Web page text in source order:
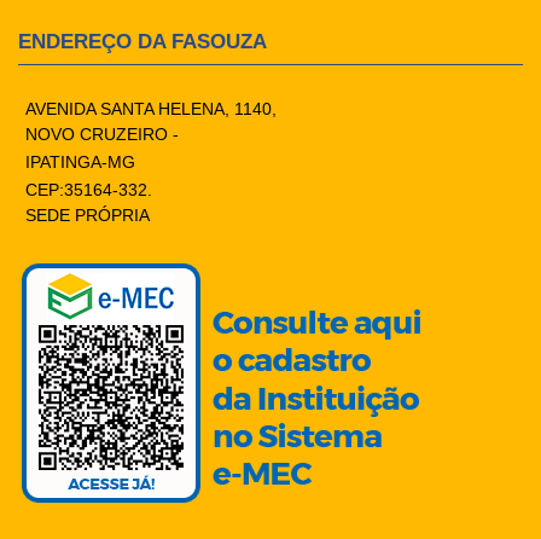
ENDEREÇO DA FASOUZA
AVENIDA SANTA HELENA, 1140,
NOVO CRUZEIRO -
IPATINGA-MG
CEP:35164-332.
SEDE PRÓPRIA